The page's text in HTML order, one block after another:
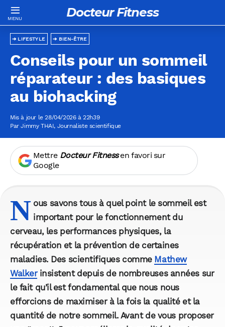
Docteur Fitness
BIEN-ÊTRE
LIFESTYLE
Conseils pour un sommeil
réparateur : des basiques
au biohacking
Mis à jour le 28/04/2026 à 22h39
ParJimmy THAI, Journaliste scientifique
Mettre Docteur Fitnessen favori sur
Google
N ous savons tous à quel point le sommeil est
important pour le fonctionnement du
cerveau, les performances physiques, la
récupération et la prévention de certaines
maladies. Des scientifiques comme Mathew
Walkerinsistent depuis de nombreuses années sur
le fait qu’il est fondamental que nous nous
efforcions de maximiser à la fois la qualité et la
quantité de notre sommeil. Avant de vous proposer